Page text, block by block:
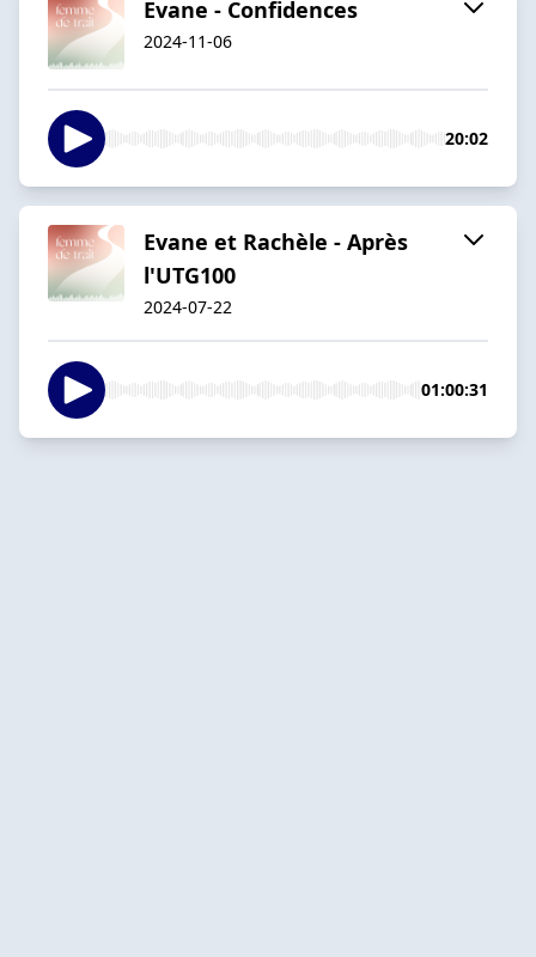
Evane - Confidences
2024-11-06
20:02
Evane et Rachèle - Après
l'UTG100
2024-07-22
01:00:31